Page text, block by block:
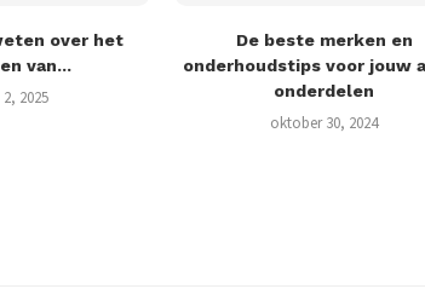
over het
van...
2025
De beste merken en
onderhoudstips voor jouw
onderdelen
oktober 30, 2024